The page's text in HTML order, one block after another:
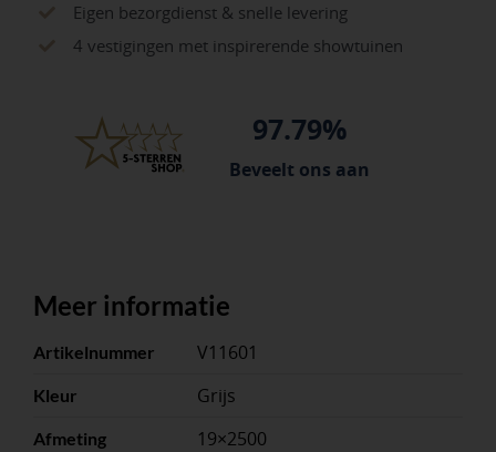
Eigen bezorgdienst & snelle levering
4 vestigingen met inspirerende showtuinen
97.79%
Beveelt ons aan
Meer informatie
Artikelnummer V11601
Kleur Grijs
Afmeting 19×2500